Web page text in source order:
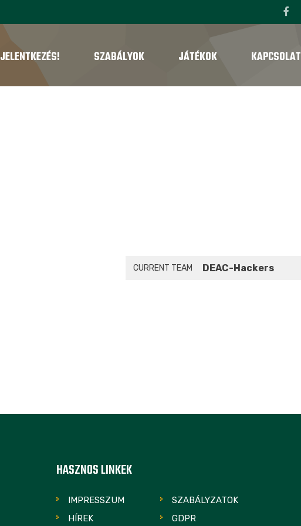
JELENTKEZÉS! SZABÁLYOK JÁTÉKOK KAPCSOLAT
CURRENT TEAM DEAC-Hackers
HASZNOS LINKEK
IMPRESSZUM
SZABÁLYZATOK
HÍREK
GDPR